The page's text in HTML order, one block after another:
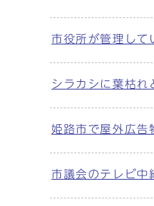
市役所が管理して
シラカシに葉枯れ
姫路市で屋外広告
市議会のテレビ中